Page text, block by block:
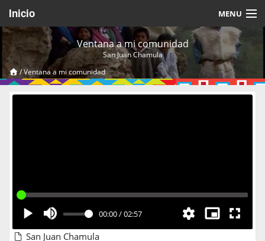
Inicio MENU
Acerca de
Videos Temáticos
Cerrar Sesión
Ventana a mi comunidad
San Juan Chamula
/Ventana a mi comunidad
00:00/02:57
San Juan Chamula